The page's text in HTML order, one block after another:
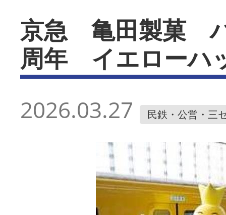
京急 亀田製菓
周年 イエローハ
2026.03.27 民鉄・公営・三